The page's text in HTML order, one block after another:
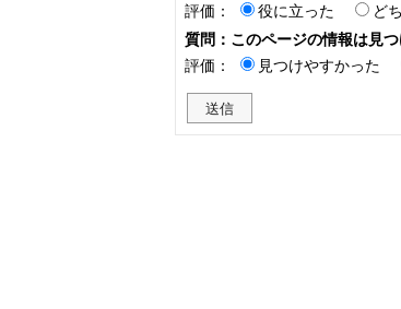
評価：
役に立った ど
質問：このページの情報は見
評価：
見つけやすかった